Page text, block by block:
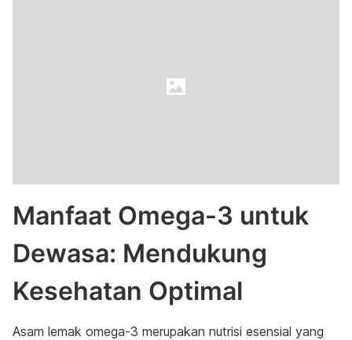
Manfaat Omega-3 untuk
Dewasa: Mendukung
Kesehatan Optimal
Asam lemak omega-3 merupakan nutrisi esensial yang